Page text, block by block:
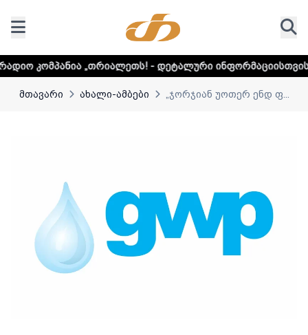
- დეტალური ინფორმაციისთვის დააკლიკეთ
მთავარი ახალი-ამბები „ჯორჯიან უოთერ ენდ ფ...